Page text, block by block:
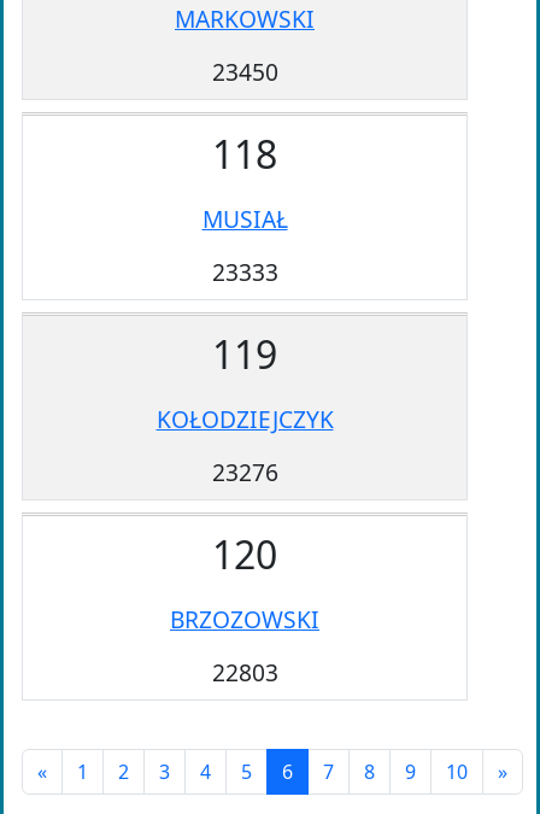
MARKOWSKI
23450
118
MUSIAŁ
23333
119
KOŁODZIEJCZYK
23276
120
BRZOZOWSKI
22803
« 1 2 3 4 5 6 7 8 9 10 »